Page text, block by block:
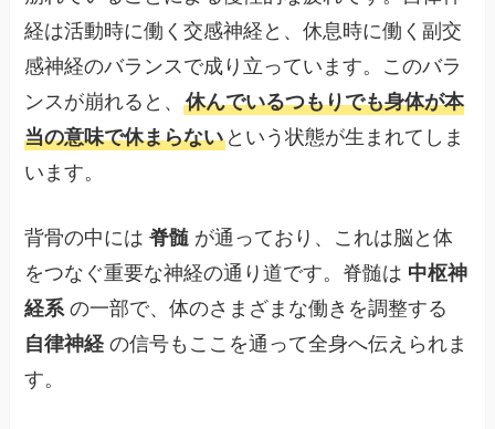
経は活動時に働く交感神経と、休息時に働く副交
感神経のバランスで成り立っています。このバラ
ンスが崩れると、休んでいるつもりでも身体が本
当の意味で休まらない という状態が生まれてしま
います。
背骨の中には脊髄 が通っており、これは脳と体
をつなぐ重要な神経の通り道です。脊髄は 中枢神
経系の一部で、体のさまざまな働きを調整する
自律神経 の信号もここを通って全身へ伝えられま
す。